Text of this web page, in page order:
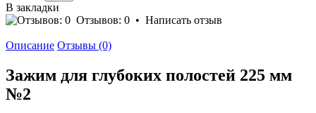
В закладки
Отзывов: 0 • Написать отзыв
Описание Отзывы (0)
Зажим для глубоких полостей 225 мм
№2